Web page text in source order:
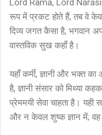
रूप में प्रकट होते हैं, तब वे
दिव्य जगत कैसा है, भगवान
वास्तविक सुख कहाँ है।
यहाँ कर्मी, ज्ञानी और भक्त
है, ज्ञानी संसार को मिथ्या
प्रेममयी सेवा चाहता है। यही
और न केवल शुष्क ज्ञान में; वह